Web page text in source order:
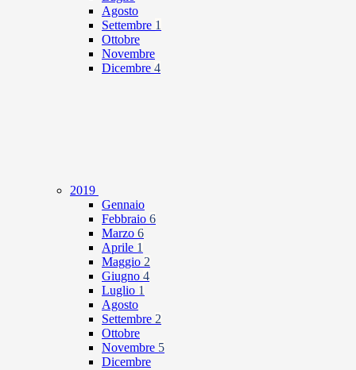
Agosto
Settembre 1
Ottobre
Novembre
Dicembre 4
2019
Gennaio
Febbraio 6
Marzo 6
Aprile 1
Maggio 2
Giugno 4
Luglio 1
Agosto
Settembre 2
Ottobre
Novembre 5
Dicembre